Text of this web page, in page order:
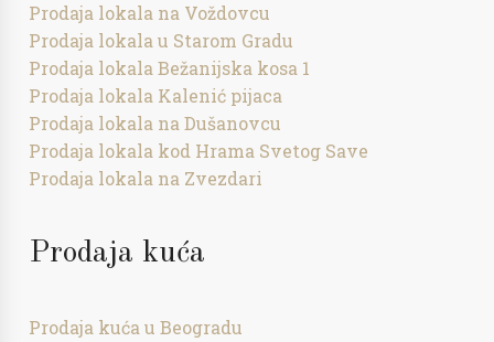
Prodaja lokala na Voždovcu
Prodaja lokala u Starom Gradu
Prodaja lokala Bežanijska kosa 1
Prodaja lokala Kalenić pijaca
Prodaja lokala na Dušanovcu
Prodaja lokala kod Hrama Svetog Save
Prodaja lokala na Zvezdari
Prodaja kuća
Prodaja kuća u Beogradu